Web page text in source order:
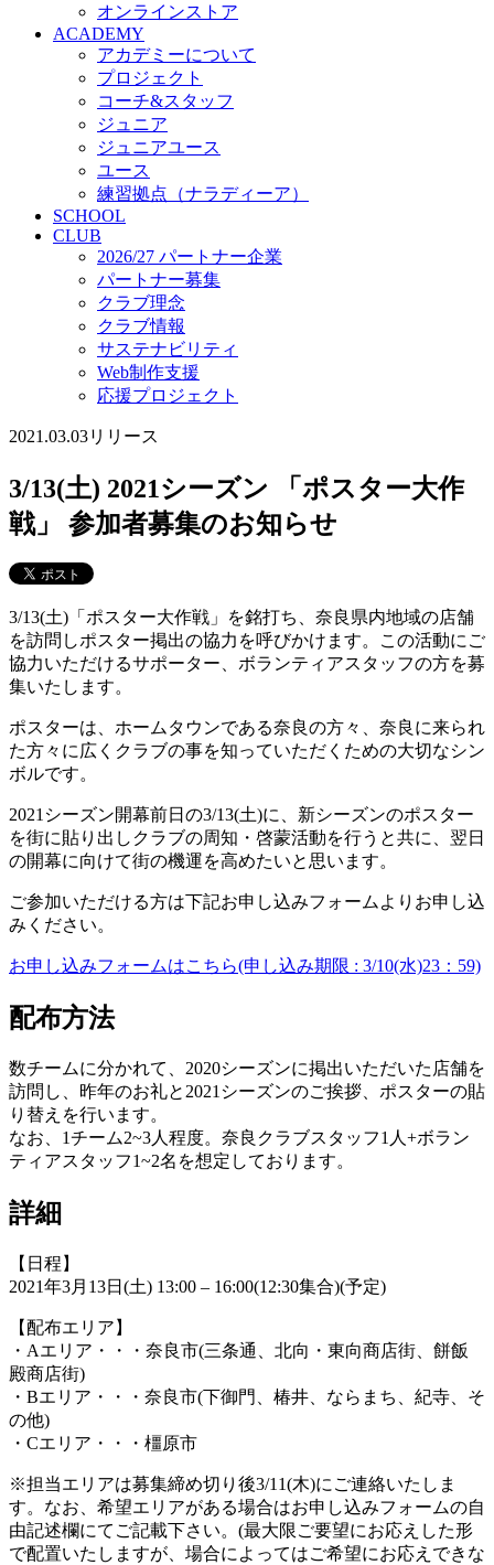
応援プロジェクト
オンラインストア
ACADEMY
アカデミーについて
プロジェクト
コーチ&スタッフ
ジュニア
ジュニアユース
ユース
練習拠点（ナラディーア）
SCHOOL
CLUB
2026/27 パートナー企業
パートナー募集
クラブ理念
クラブ情報
サステナビリティ
Web制作支援
応援プロジェクト
2021.03.03リリース
3/13(土) 2021シーズン 「ポスター大作
戦」 参加者募集のお知らせ
3/13(土)「ポスター大作戦」を銘打ち、奈良県内地域の店舗
を訪問しポスター掲出の協力を呼びかけます。この活動にご
協力いただけるサポーター、ボランティアスタッフの方を募
集いたします。
ポスターは、ホームタウンである奈良の方々、奈良に来られ
た方々に広くクラブの事を知っていただくための大切なシン
ボルです。
2021シーズン開幕前日の3/13(土)に、新シーズンのポスター
を街に貼り出しクラブの周知・啓蒙活動を行うと共に、翌日
の開幕に向けて街の機運を高めたいと思います。
ご参加いただける方は下記お申し込みフォームよりお申し込
みください。
お申し込みフォームはこちら(申し込み期限 : 3/10(水)23：59)
配布方法
数チームに分かれて、2020シーズンに掲出いただいた店舗を
訪問し、昨年のお礼と2021シーズンのご挨拶、ポスターの貼
り替えを行います。
なお、1チーム2~3人程度。奈良クラブスタッフ1人+ボラン
ティアスタッフ1~2名を想定しております。
詳細
【日程】
2021年3月13日(土) 13:00 – 16:00(12:30集合)(予定)
【配布エリア】
・Aエリア・・・奈良市(三条通、北向・東向商店街、餅飯
殿商店街)
・Bエリア・・・奈良市(下御門、椿井、ならまち、紀寺、そ
の他)
・Cエリア・・・橿原市
※担当エリアは募集締め切り後3/11(木)にご連絡いたしま
す。なお、希望エリアがある場合はお申し込みフォームの自
由記述欄にてご記載下さい。(最大限ご要望にお応えした形
で配置いたしますが、場合によってはご希望にお応えできな